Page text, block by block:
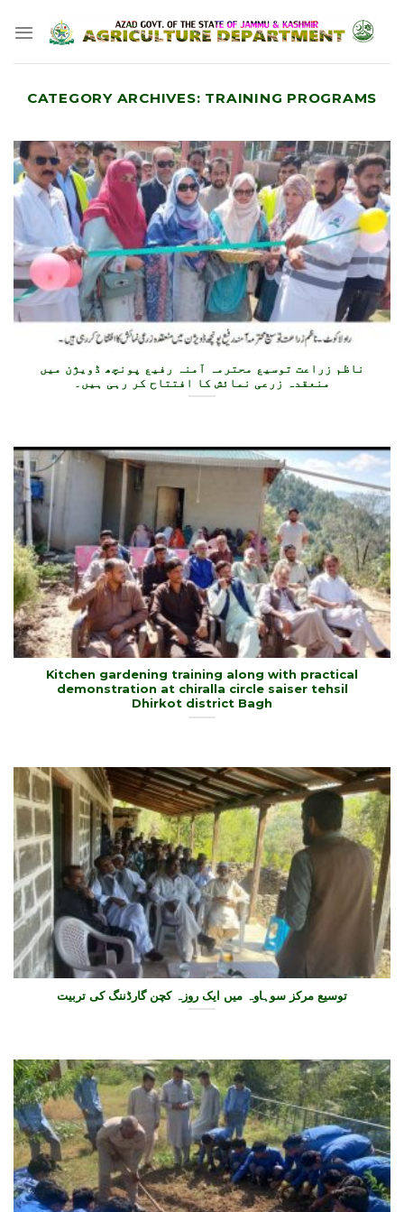
CATEGORY ARCHIVES: TRAINING PROGRAMS
ناظم زراعت توسیع محترمہ آمنہ رفیع پونچھ ڈویژن میں
منعقدہ زرعی نمائش کا افتتاح کر رہی ہیں۔
Kitchen gardening training along with practical
demonstration at chiralla circle saiser tehsil
Dhirkot district Bagh
توسیع مرکز سوہاوہ میں ایک روزہ کچن گارڈننگ کی تربیت